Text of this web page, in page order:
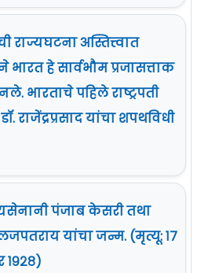
राज्यघटना अस्तित्त्वात
हे सार्वभौम प्रजासत्ताक
भारताचे पहिले राष्ट्रपती
राजेंद्रप्रसाद यांचा शपथविधी
पंजाब केसरी तथा
यांचा जन्म. (मृत्यू: १७
१९२८)